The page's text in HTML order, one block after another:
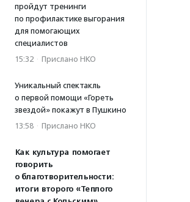
пройдут тренинги
по профилактике выгорания
для помогающих
специалистов
15:32 · Прислано НКО
Уникальный спектакль
о первой помощи «Гореть
звездой» покажут в Пушкино
13:58 · Прислано НКО
Как культура помогает
говорить
о благотворительности:
итоги второго «Теплого